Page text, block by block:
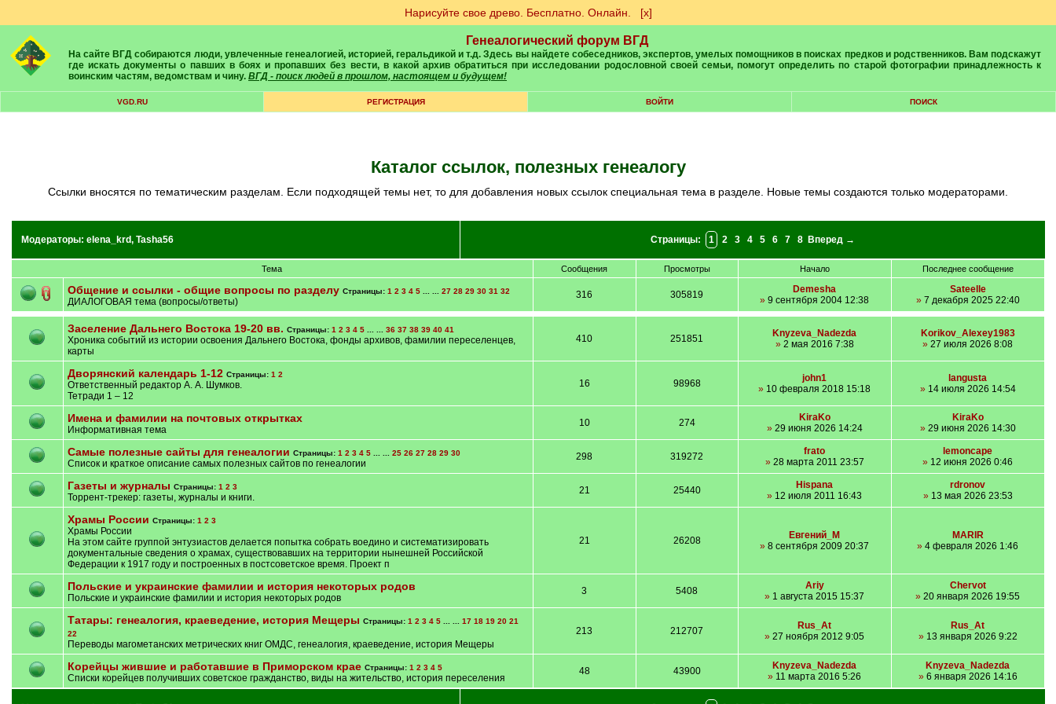
Нарисуйте свое древо. Бесплатно. Онлайн. [х]
Генеалогический форум ВГД
На сайте ВГД собираются люди, увлеченные генеалогией, историей, геральдикой и т.д. Здесь вы найдете собеседников, экспертов, умелых помощников в поисках предков и родственников. Вам подскажут
где искать документы о павших в боях и пропавших без вести, в какой архив обратиться при исследовании родословной своей семьи, помогут определить по старой фотографии принадлежность к
воинским частям, ведомствам и чину. ВГД - поиск людей в прошлом, настоящем и будущем!
VGD.RU РЕГИСТРАЦИЯ ВОЙТИ ПОИСК
Каталог ссылок, полезных генеалогу
Ссылки вносятся по тематическим разделам. Если подходящей темы нет, то для добавления новых ссылок специальная тема в разделе. Новые темы создаются только модераторами.
Модераторы: elena_krd, Tasha56 Страницы: 1 2 3 4 5 6 7 8 Вперед →
Тема Сообщения Просмотры Начало Последнее сообщение
Общение и ссылки - общие вопросы по разделу Страницы: 1 2 3 4 5... ... 27 28 29 30 31 32
ДИАЛОГОВАЯ тема (вопросы/ответы)
316 305819
Demesha
» 9 сентября 2004 12:38
Sateelle
»7 декабря 2025 22:40
Заселение Дальнего Востока 19-20 вв. Страницы: 1 2 3 4 5... ... 36 37 38 39 40 41
Хроника событий из истории освоения Дальнего Востока, фонды архивов, фамилии переселенцев,
карты
410 251851
Knyzeva_Nadezda
»2 мая 2016 7:38
Korikov_Alexey1983
» 27 июля 2026 8:08
Дворянский календарь 1-12 Страницы: 1 2
Ответственный редактор А. А. Шумков.
Тетради 1 – 12
16 98968
john1
» 10 февраля 2018 15:18
langusta
»14 июля 2026 14:54
Имена и фамилии на почтовых открытках
Информативная тема
10 274
KiraKo
»29 июня 2026 14:24
KiraKo
»29 июня 2026 14:30
Самые полезные сайты для генеалогии Страницы: 1 2 3 4 5... ... 25 26 27 28 29 30
Список и краткое описание самых полезных сайтов по генеалогии
298 319272
frato
»28 марта 2011 23:57
lemoncape
» 12 июня 2026 0:46
Газеты и журналы Страницы: 1 2 3
Торрент-трекер: газеты, журналы и книги.
21 25440
Hispana
» 12 июля 2011 16:43
rdronov
»13 мая 2026 23:53
Храмы России Страницы: 1 2 3
Храмы России
На этом сайте группой энтузиастов делается попытка собрать воедино и систематизировать
документальные сведения о храмах, существовавших на территории нынешней Российской
Федерации к 1917 году и построенных в постсоветское время. Проект п
21 26208
Евгений_М
» 8 сентября 2009 20:37
MARIR
» 4 февраля 2026 1:46
Польские и украинские фамилии и история некоторых родов
Польские и украинские фамилии и история некоторых родов
3 5408
Ariy
» 1 августа 2015 15:37
Chervot
» 20 января 2026 19:55
Татары: генеалогия, краеведение, история Мещеры Страницы: 1 2 3 4 5... ... 17 18 19 20 21
22
Переводы магометанских метрических книг ОМДС, генеалогия, краеведение, история Мещеры
213 212707
Rus_At
» 27 ноября 2012 9:05
Rus_At
»13 января 2026 9:22
Корейцы жившие и работавшие в Приморском крае Страницы: 1 2 3 4 5
Списки корейцев получивших советское гражданство, виды на жительство, история переселения
48 43900
Knyzeva_Nadezda
» 11 марта 2016 5:26
Knyzeva_Nadezda
»6 января 2026 14:16